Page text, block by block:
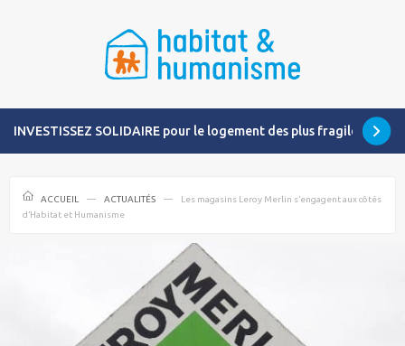
INVESTISSEZ SOLIDAIRE pour le logement des plus fragiles
ACCUEIL ACTUALITÉS
Les magasins Leroy Merlin s’engagent aux côtés
d’Habitat et Humanisme